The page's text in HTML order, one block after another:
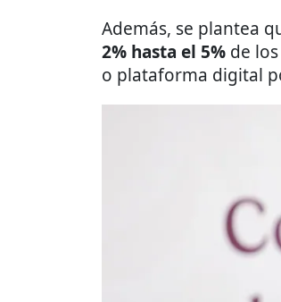
Además, se plantea
2% hasta el 5% de los
o plataforma digital